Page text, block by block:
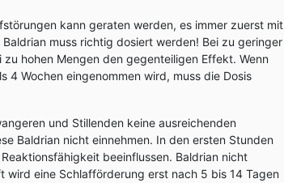
kann geraten werden, es immer zuerst mit
muss richtig dosiert werden! Bei zu geringer
hohen Mengen den gegenteiligen Effekt. Wenn
4 Wochen eingenommen wird, muss die Dosis
und Stillenden keine ausreichenden
Baldrian nicht einnehmen. In den ersten Stunden
beeinflussen. Baldrian nicht
wird eine Schlafförderung erst nach 5 bis 14 Tagen